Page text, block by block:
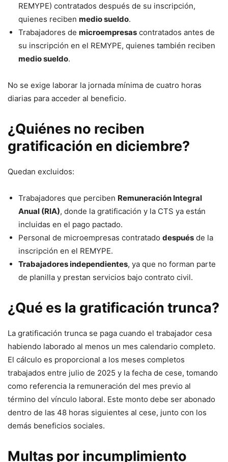
REMYPE) contratados después de su inscripción,
quienes reciben medio sueldo.
Trabajadores de microempresas contratados antes de
su inscripción en el REMYPE, quienes también reciben
medio sueldo.
No se exige laborar la jornada mínima de cuatro horas
diarias para acceder al beneficio.
¿Quiénes no reciben
gratificación en diciembre?
Quedan excluidos:
Trabajadores que perciben Remuneración Integral
Anual (RIA), donde la gratificación y la CTS ya están
incluidas en el pago pactado.
Personal de microempresas contratado después de la
inscripción en el REMYPE.
Trabajadores independientes, ya que no forman parte
de planilla y prestan servicios bajo contrato civil.
¿Qué es la gratificación trunca?
La gratificación trunca se paga cuando el trabajador cesa
habiendo laborado al menos un mes calendario completo.
El cálculo es proporcional a los meses completos
trabajados entre julio de 2025 y la fecha de cese, tomando
como referencia la remuneración del mes previo al
término del vínculo laboral. Este monto debe ser abonado
dentro de las 48 horas siguientes al cese, junto con los
demás beneficios sociales.
Multas por incumplimiento